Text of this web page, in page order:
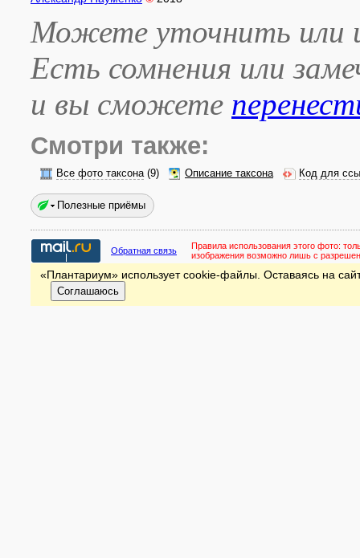
Можете уточнить или
Есть сомнения или
и вы сможете
Смотри также:
Все фото таксона(9) Описание таксона Код для
Полезные приёмы
Обратная связь Правила использования этого фото:
изображения возможно лишь с
«Плантариум» использует cookie-файлы. Оставаясь на
Соглашаюсь